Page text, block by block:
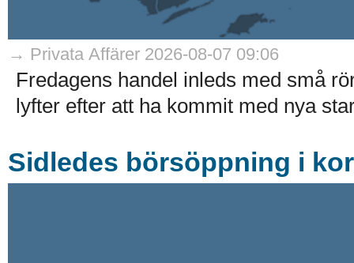
→ Privata Affärer 2026-08-07 09:06
Fredagens handel inleds med små
lyfter efter att ha kommit med nya
Sidledes börsöppning i